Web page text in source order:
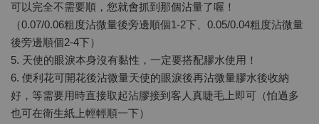
可以完全不需要順，您就會抓到那個沾量了喔！
（0.07/0.06粗度沾微量後旁邊順個1-2下、0.05/0.04粗度沾微量
後旁邊順個2-4下）
5. 天使的眼淚本身沒有黏性，一定要搭配膠水使用！
6. 便利花可開花後沾微量天使的眼淚後再沾微量膠水後收納
好，等需要用時直接取起沾膠接到客人真睫毛上即可（怕過多
也可在衛生紙上輕輕順一下）